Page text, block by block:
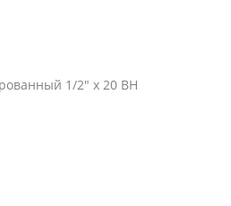
1/2" х 20 ВН